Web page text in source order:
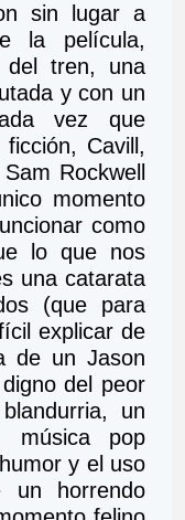
sin lugar a
la película,
del tren, una
y con un
vez que
Cavill,
Rockwell
momento
como
lo que nos
una catarata
(que para
explicar de
de un Jason
del peor
un
música pop
y el uso
un horrendo